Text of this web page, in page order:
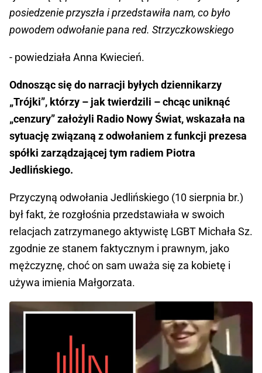
posiedzenie przyszła i przedstawiła nam, co było
powodem odwołanie pana red. Strzyczkowskiego
- powiedziała Anna Kwiecień.
Odnosząc się do narracji byłych dziennikarzy
„Trójki”, którzy – jak twierdzili – chcąc uniknąć
„cenzury” założyli Radio Nowy Świat, wskazała na
sytuację związaną z odwołaniem z funkcji prezesa
spółki zarządzającej tym radiem Piotra
Jedlińskiego.
Przyczyną odwołania Jedlińskiego (10 sierpnia br.)
był fakt, że rozgłośnia przedstawiała w swoich
relacjach zatrzymanego aktywistę LGBT Michała Sz.
zgodnie ze stanem faktycznym i prawnym, jako
mężczyznę, choć on sam uważa się za kobietę i
używa imienia Małgorzata.